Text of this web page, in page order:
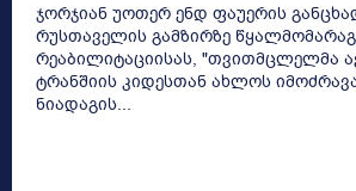
ჯორჯიან უოთერ ენდ ფაუერის განცხადებით,
რუსთაველის გამზირზე
რეაბილიტაციისას, "თვითმცლელმა
ტრანშიის კიდესთან ახლოს
ნიადაგის...